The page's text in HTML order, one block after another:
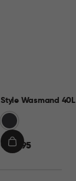
Style Wasmand
Grijs
€€ 24,95
IN